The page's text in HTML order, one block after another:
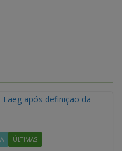
ÚLTIMAS